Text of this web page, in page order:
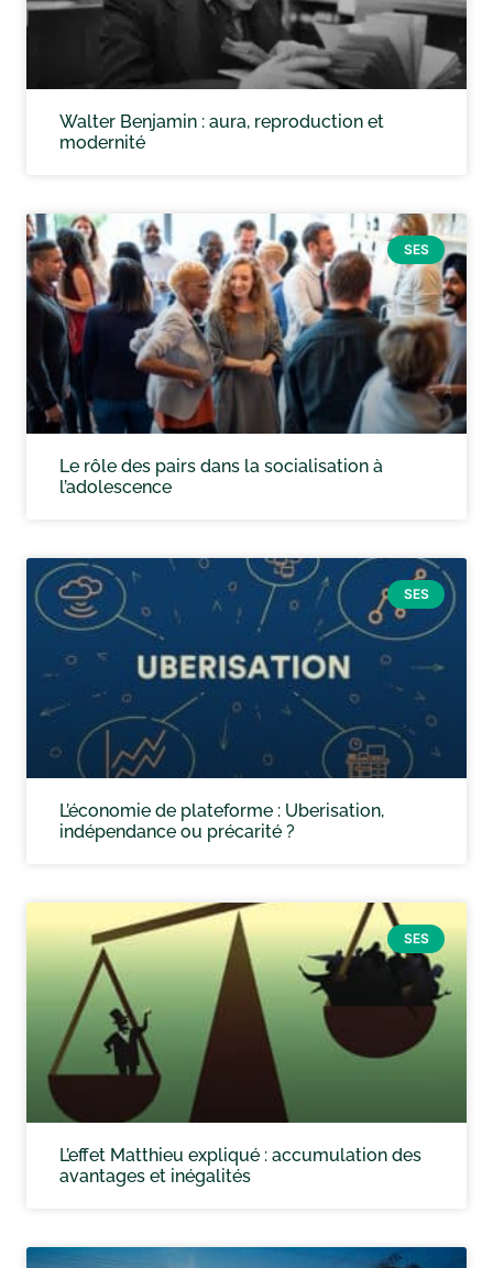
Walter Benjamin : aura, reproduction et
modernité
SES
Le rôle des pairs dans la socialisation à
l’adolescence
SES
L’économie de plateforme : Uberisation,
indépendance ou précarité ?
SES
L’effet Matthieu expliqué : accumulation des
avantages et inégalités